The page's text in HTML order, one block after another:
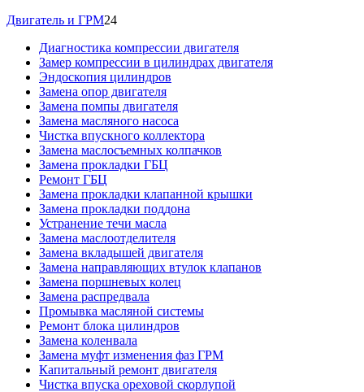
Двигатель и ГРМ24
Диагностика компрессии двигателя
Замер компрессии в цилиндрах двигателя
Эндоскопия цилиндров
Замена опор двигателя
Замена помпы двигателя
Замена масляного насоса
Чистка впускного коллектора
Замена маслосъемных колпачков
Замена прокладки ГБЦ
Ремонт ГБЦ
Замена прокладки клапанной крышки
Замена прокладки поддона
Устранение течи масла
Замена маслоотделителя
Замена вкладышей двигателя
Замена направляющих втулок клапанов
Замена поршневых колец
Замена распредвала
Промывка масляной системы
Ремонт блока цилиндров
Замена коленвала
Замена муфт изменения фаз ГРМ
Капитальный ремонт двигателя
Чистка впуска ореховой скорлупой